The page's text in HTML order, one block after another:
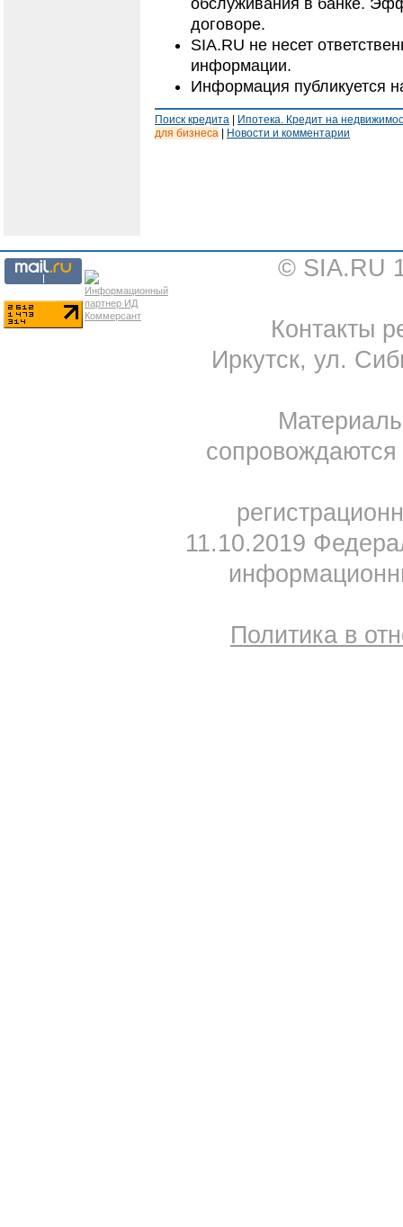
обслуживания в банке.
договоре.
SIA.RU не несет
информации.
Информация публикуется
Поиск кредита
Ипотека. Кредит на
для бизнеса
Новости и комментарии
© SIA.RU
Контакты
Иркутск, ул.
11.10.2019
Политика в